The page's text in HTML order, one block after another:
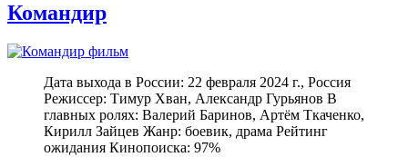
Командир
Дата выхода в России: 22 февраля 2024 г., Россия
Режиссер: Тимур Хван, Александр Гурьянов В
главных ролях: Валерий Баринов, Артём Ткаченко,
Кирилл Зайцев Жанр: боевик, драма Рейтинг
ожидания Кинопоиска: 97%